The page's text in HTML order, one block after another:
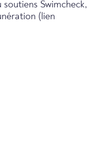
soutiens Swimcheck,
(lien